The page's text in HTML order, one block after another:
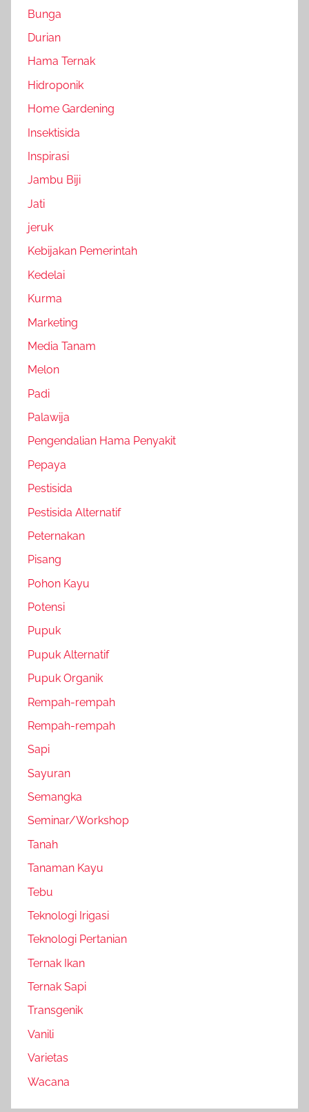
Bunga
Durian
Hama Ternak
Hidroponik
Home Gardening
Insektisida
Inspirasi
Jambu Biji
Jati
jeruk
Kebijakan Pemerintah
Kedelai
Kurma
Marketing
Media Tanam
Melon
Padi
Palawija
Pengendalian Hama Penyakit
Pepaya
Pestisida
Pestisida Alternatif
Peternakan
Pisang
Pohon Kayu
Potensi
Pupuk
Pupuk Alternatif
Pupuk Organik
Rempah-rempah
Rempah-rempah
Sapi
Sayuran
Semangka
Seminar/Workshop
Tanah
Tanaman Kayu
Tebu
Teknologi Irigasi
Teknologi Pertanian
Ternak Ikan
Ternak Sapi
Transgenik
Vanili
Varietas
Wacana